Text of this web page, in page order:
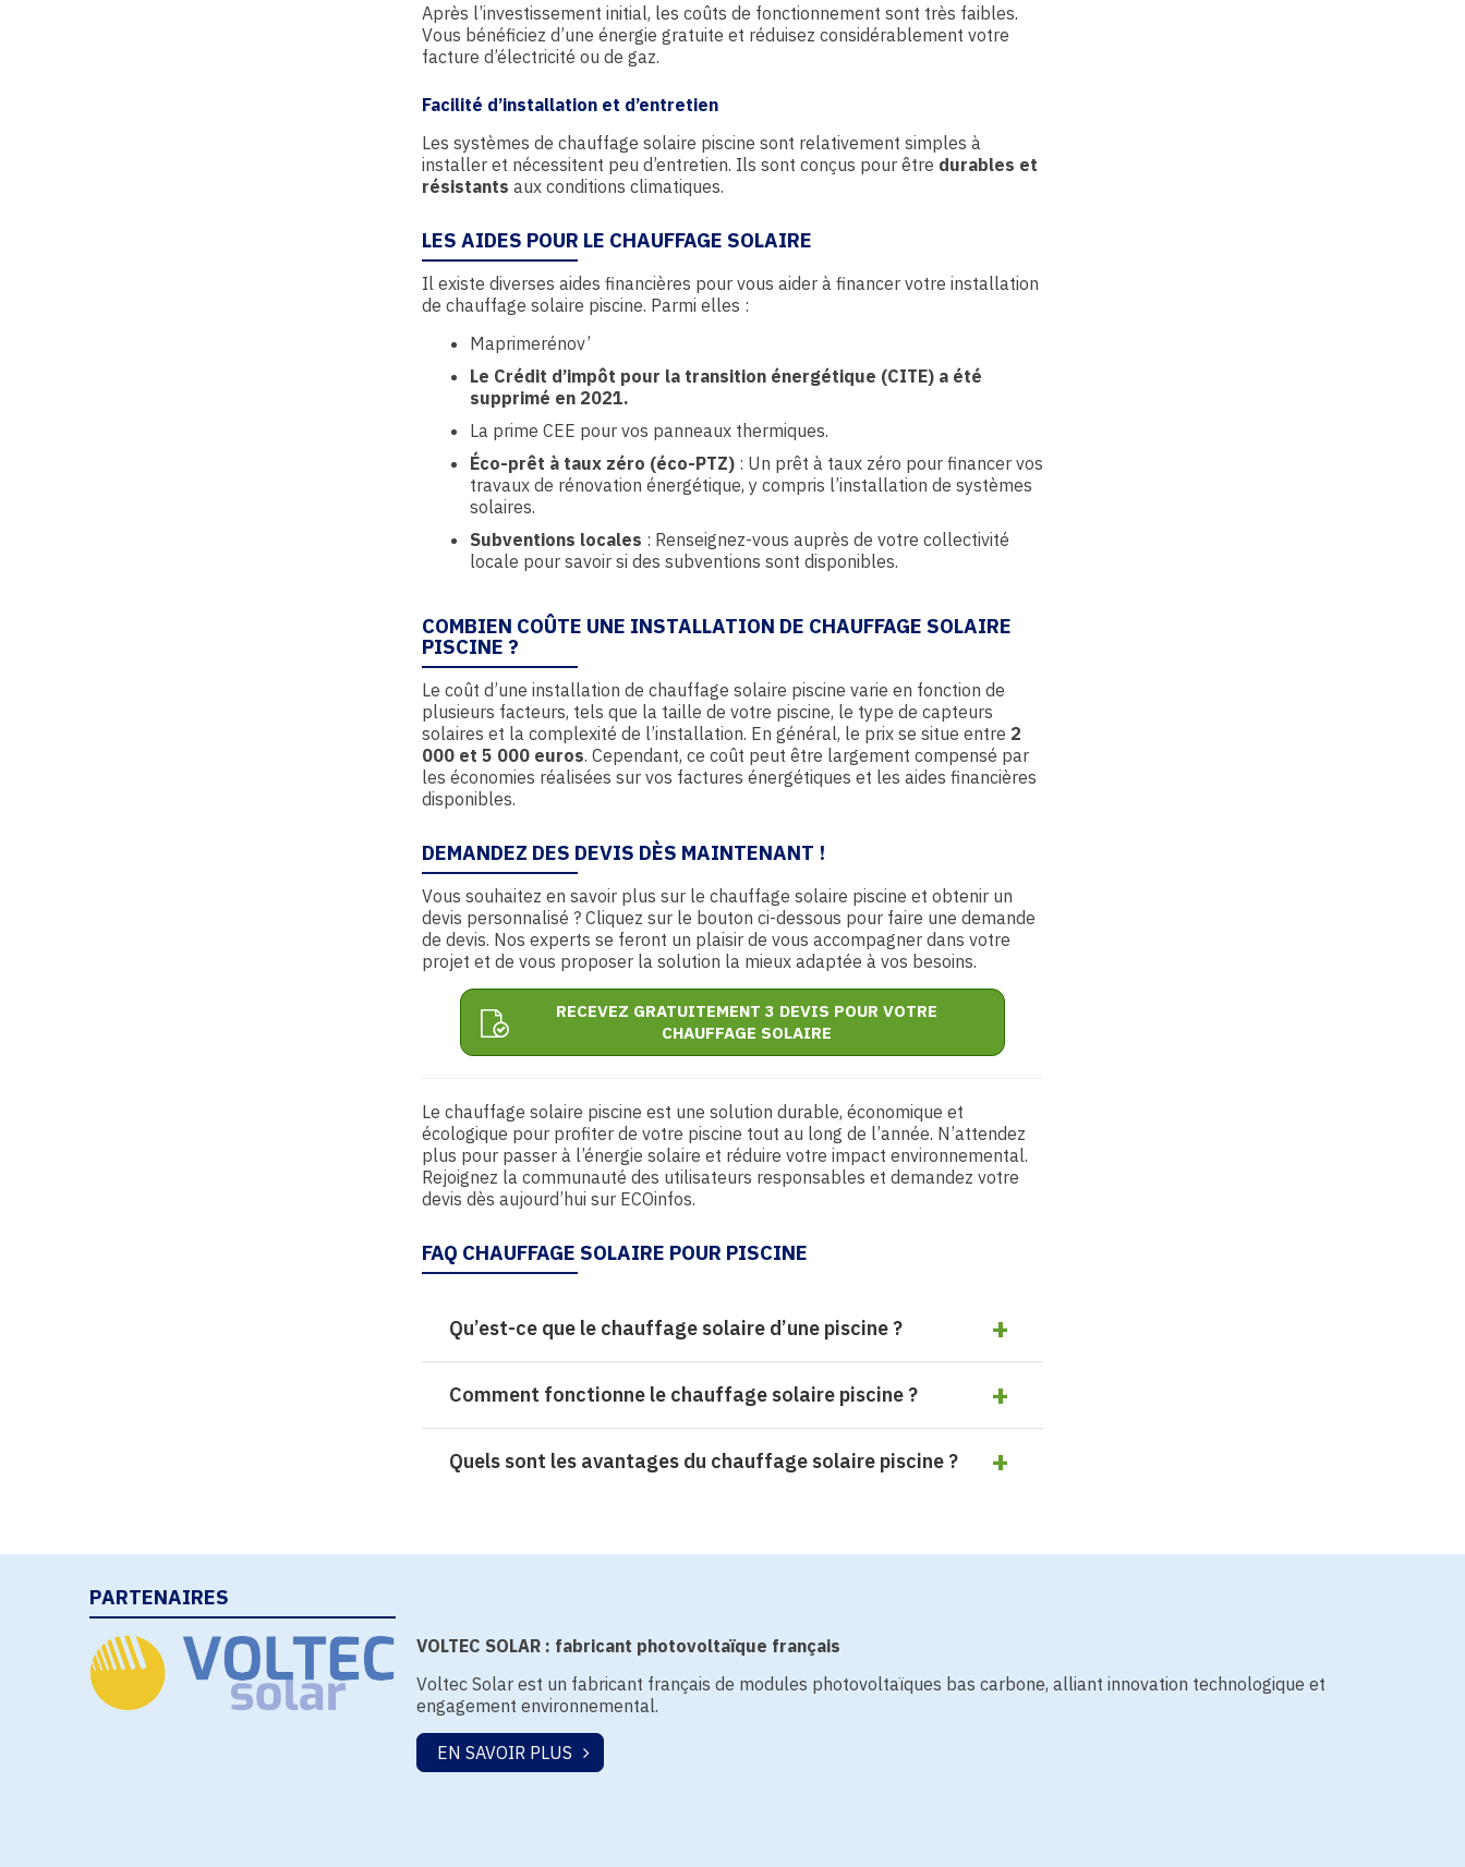
Après l’investissement initial, les coûts de fonctionnement sont très faibles.
Vous bénéficiez d’une énergie gratuite et réduisez considérablement votre
facture d’électricité ou de gaz.
Facilité d’installation et d’entretien
Les systèmes de chauffage solaire piscine sont relativement simples à
installer et nécessitent peu d’entretien. Ils sont conçus pour être durables et
résistants aux conditions climatiques.
LES AIDES POUR LE CHAUFFAGE SOLAIRE
Il existe diverses aides financières pour vous aider à financer votre installation
de chauffage solaire piscine. Parmi elles :
Maprimerénov’
Le Crédit d’impôt pour la transition énergétique (CITE) a été
supprimé en 2021.
La prime CEE pour vos panneaux thermiques.
Éco-prêt à taux zéro (éco-PTZ) : Un prêt à taux zéro pour financer vos
travaux de rénovation énergétique, y compris l’installation de systèmes
solaires.
Subventions locales : Renseignez-vous auprès de votre collectivité
locale pour savoir si des subventions sont disponibles.
COMBIEN COÛTE UNE INSTALLATION DE CHAUFFAGE SOLAIRE
PISCINE ?
Le coût d’une installation de chauffage solaire piscine varie en fonction de
plusieurs facteurs, tels que la taille de votre piscine, le type de capteurs
solaires et la complexité de l’installation. En général, le prix se situe entre 2
000 et 5 000 euros. Cependant, ce coût peut être largement compensé par
les économies réalisées sur vos factures énergétiques et les aides financières
disponibles.
DEMANDEZ DES DEVIS DÈS MAINTENANT !
Vous souhaitez en savoir plus sur le chauffage solaire piscine et obtenir un
devis personnalisé ? Cliquez sur le bouton ci-dessous pour faire une demande
de devis. Nos experts se feront un plaisir de vous accompagner dans votre
projet et de vous proposer la solution la mieux adaptée à vos besoins.
RECEVEZ GRATUITEMENT 3 DEVIS POUR VOTRE
CHAUFFAGE SOLAIRE
Le chauffage solaire piscine est une solution durable, économique et
écologique pour profiter de votre piscine tout au long de l’année. N’attendez
plus pour passer à l’énergie solaire et réduire votre impact environnemental.
Rejoignez la communauté des utilisateurs responsables et demandez votre
devis dès aujourd’hui sur ECOinfos.
FAQ CHAUFFAGE SOLAIRE POUR PISCINE
Qu’est-ce que le chauffage solaire d’une piscine ?
Comment fonctionne le chauffage solaire piscine ?
Quels sont les avantages du chauffage solaire piscine ?
PARTENAIRES
VOLTEC SOLAR : fabricant photovoltaïque français
Voltec Solar est un fabricant français de modules photovoltaïques bas carbone, alliant innovation technologique et
engagement environnemental.
EN SAVOIR PLUS